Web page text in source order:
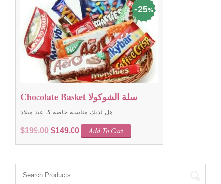
25%
Chocolate Basket سلة الشوكولا
هل لديك مناسبة خاصة كـ عيد ميلاد...
$199.00 Original
$149.00Current
price
Add To Cart